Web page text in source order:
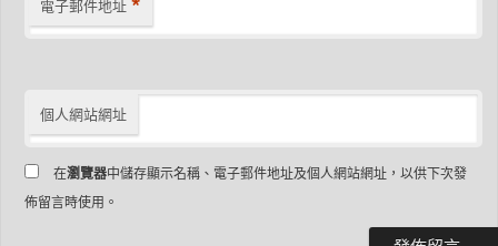
電子郵件地址
個人網站網址
在瀏覽器中儲存顯示名稱、電子郵件地址及個人網站網址，以供下次發
佈留言時使用。